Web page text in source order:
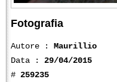
Fotografia
Autore : Maurillio
Data : 29/04/2015
# 259235